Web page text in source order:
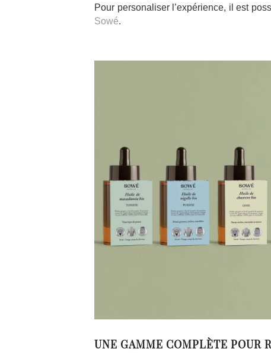
Pour personaliser l’expérience, il est
Sowé.
UNE GAMME COMPLÈTE POUR